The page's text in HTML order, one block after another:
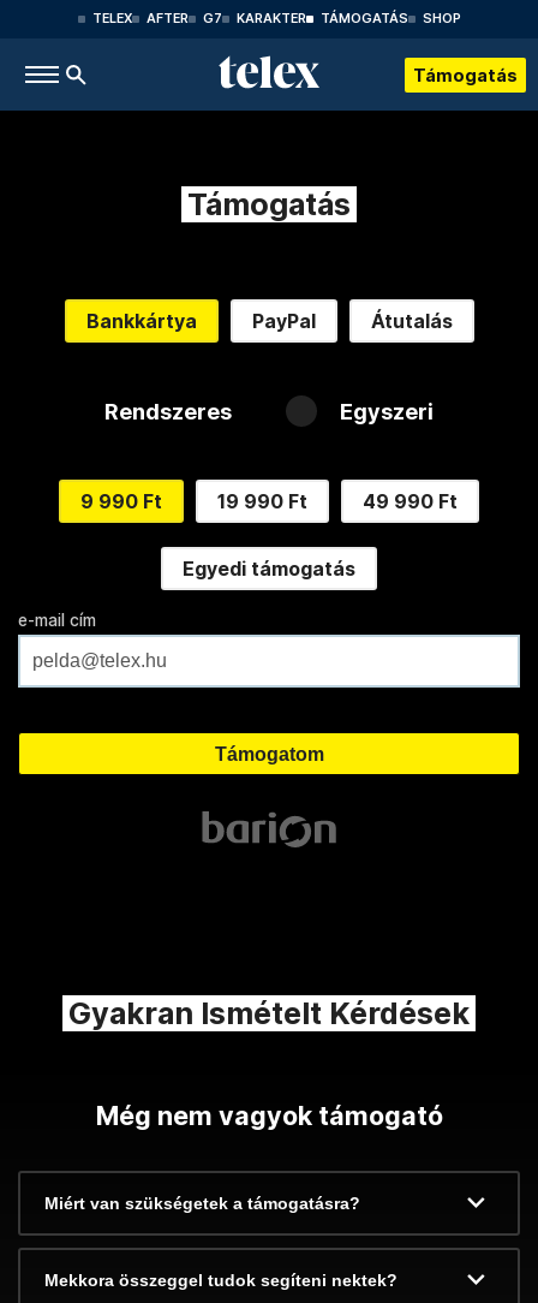
TELEX AFTER G7 KARAKTER TÁMOGATÁS SHOP
Támogatás
Támogatás
Bankkártya PayPal Átutalás
Rendszeres Egyszeri
9 990 Ft 19 990 Ft 49 990 Ft
Egyedi támogatás
e-mail cím
Gyakran Ismételt Kérdések
Még nem vagyok támogató
Miért van szükségetek a támogatásra?
Mekkora összeggel tudok segíteni nektek?